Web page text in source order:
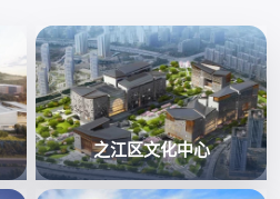
之江区文化中心